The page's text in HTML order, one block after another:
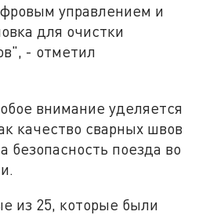
управлением и
для очистки
- отметил
внимание уделяется
качество сварных швов
безопасность поезда во
из 25, которые были